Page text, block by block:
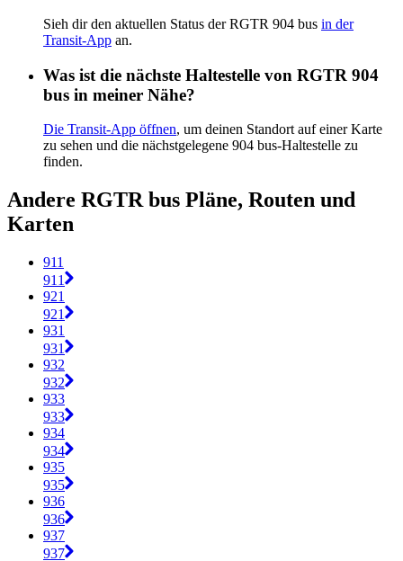
Sieh dir den aktuellen Status der RGTR 904 bus in der
Transit-App an.
Was ist die nächste Haltestelle von RGTR 904
bus in meiner Nähe?
Die Transit-App öffnen, um deinen Standort auf einer Karte
zu sehen und die nächstgelegene 904 bus-Haltestelle zu
finden.
Andere RGTR bus Pläne, Routen und
Karten
911
911
921
921
931
931
932
932
933
933
934
934
935
935
936
936
937
937